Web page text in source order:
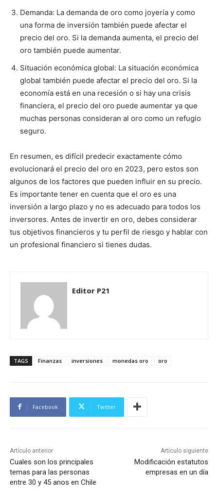
Demanda: La demanda de oro como joyería y como
una forma de inversión también puede afectar el
precio del oro. Si la demanda aumenta, el precio del
oro también puede aumentar.
Situación económica global: La situación económica
global también puede afectar el precio del oro. Si la
economía está en una recesión o si hay una crisis
financiera, el precio del oro puede aumentar ya que
muchas personas consideran al oro como un refugio
seguro.
En resumen, es difícil predecir exactamente cómo
evolucionará el precio del oro en 2023, pero estos son
algunos de los factores que pueden influir en su precio.
Es importante tener en cuenta que el oro es una
inversión a largo plazo y no es adecuado para todos los
inversores. Antes de invertir en oro, debes considerar
tus objetivos financieros y tu perfil de riesgo y hablar con
un profesional financiero si tienes dudas.
Editor P21
TAGS Finanzas inversiones monedas oro oro
Facebook Twitter
Artículo anterior
Cuales son los principales
temas para las personas
entre 30 y 45 anos en Chile
Artículo siguiente
Modificación estatutos
empresas en un día